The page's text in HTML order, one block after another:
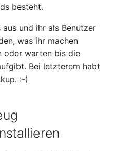
besteht.
aus und ihr als Benutzer
was ihr machen
oder warten bis die
Bei letzterem habt
:-)